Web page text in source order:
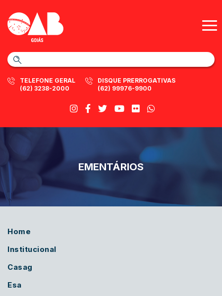
TELEFONE GERAL
(62) 3238-2000
DISQUE PRERROGATIVAS
(62) 99976-9900
EMENTÁRIOS
Home
Institucional
Casag
Esa